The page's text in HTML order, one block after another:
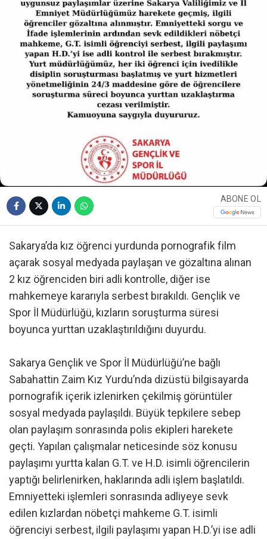
ABONE OL
Sakarya’da kız öğrenci yurdunda pornografik film
açarak sosyal medyada paylaşan ve gözaltına alınan
2 kız öğrenciden biri adli kontrolle, diğer ise
mahkemeye kararıyla serbest bırakıldı. Gençlik ve
Spor İl Müdürlüğü, kızların soruşturma süresi
boyunca yurttan uzaklaştırıldığını duyurdu.
Sakarya Gençlik ve Spor İl Müdürlüğü’ne bağlı
Sabahattin Zaim Kız Yurdu’nda dizüstü bilgisayarda
pornografik içerik izlenirken çekilmiş görüntüler
sosyal medyada paylaşıldı. Büyük tepkilere sebep
olan paylaşım sonrasında polis ekipleri harekete
geçti. Yapılan çalışmalar neticesinde söz konusu
paylaşımı yurtta kalan G.T. ve H.D. isimli öğrencilerin
yaptığı belirlenirken, haklarında adli işlem başlatıldı.
Emniyetteki işlemleri sonrasında adliyeye sevk
edilen kızlardan nöbetçi mahkeme G.T. isimli
öğrenciyi serbest, ilgili paylaşımı yapan H.D.’yi ise adli